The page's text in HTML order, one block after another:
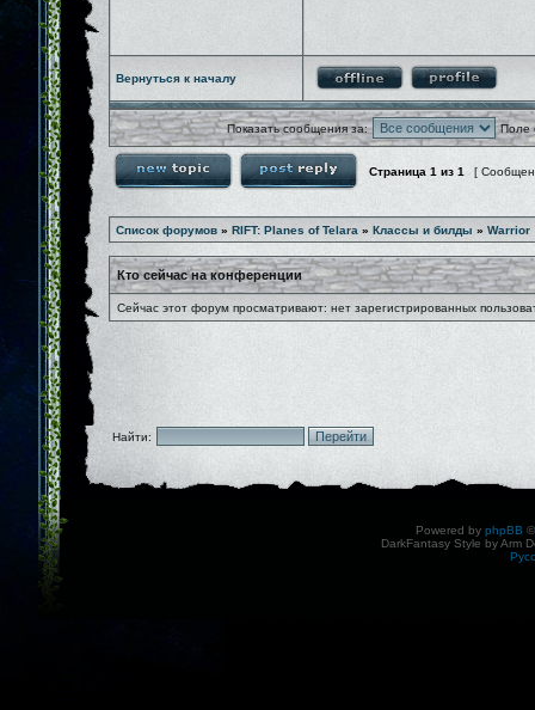
Вернуться к началу
Показать сообщения за: Поле
Страница 1 из 1 [
Список форумов » RIFT: Planes of Telara » Классы и билды » Warrior
Кто сейчас на конференции
Сейчас этот форум просматривают: нет зарегистрированных
Найти:
Powered by phpBB
DarkFantasy Style by Arm